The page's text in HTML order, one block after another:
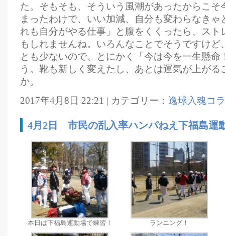
た。そもそも、そういう風潮があったからこそ
まったわけで、いい加減、自分も変わらなき
れも自分がやる仕事」と腹をくくったら、スト
もしれませんね。いろんなことでそうですけど
とも少ないので、とにかく「今は今を一生懸命
う。靴も新しく変えたし、あとは運気が上がる
か。
2017年4月8日 22:21 | カテゴリー： 逸球入魂コ
4月2日 市民の乱入率ハンパねえ下福島運
本日は下福島運動場で練習！ ランニング！